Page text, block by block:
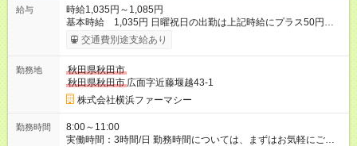
給与
時給1,035円～1,085円
基本時給 1,035円 日曜祝日の出勤は上記時給にプラス50円
【試用期間】試用期間あり 試用期間の長さ：3ヶ月 雇用形態、
給与は本採用時と同じです。
交通費別途支給あり
勤務地
秋田県秋田市
秋田県秋田市 広面字近藤堰越43-1
株式会社横浜ファーマシー
勤務時間
8:00～11:00
実働時間：3時間/日 勤務時間については、まずはお気軽にご相